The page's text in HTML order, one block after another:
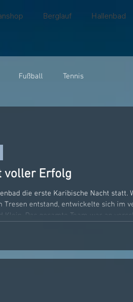
Berglauf Hallenbad
Fußball Tennis
voller Erfolg
die erste Karibische Nacht statt.
Tresen entstand, entwickelte sich im
Klein. Das gesamte Team war an
Kinderangebot. Neben
Jedes Ki